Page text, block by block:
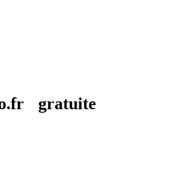
gratuite